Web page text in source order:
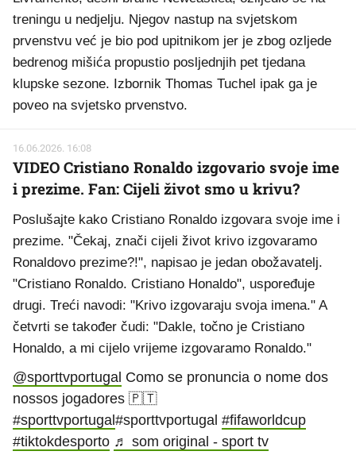
treningu u nedjelju. Njegov nastup na svjetskom
prvenstvu već je bio pod upitnikom jer je zbog ozljede
bedrenog mišića propustio posljednjih pet tjedana
klupske sezone. Izbornik Thomas Tuchel ipak ga je
poveo na svjetsko prvenstvo.
16.06.2026. 16:08
VIDEO Cristiano Ronaldo izgovario svoje ime
i prezime. Fan: Cijeli život smo u krivu?
Poslušajte kako Cristiano Ronaldo izgovara svoje ime i
prezime. "Čekaj, znači cijeli život krivo izgovaramo
Ronaldovo prezime?!", napisao je jedan obožavatelj.
"Cristiano Ronaldo. Cristiano Honaldo", uspoređuje
drugi. Treći navodi: "Krivo izgovaraju svoja imena." A
četvrti se također čudi: "Dakle, točno je Cristiano
Honaldo, a mi cijelo vrijeme izgovaramo Ronaldo."
@sporttvportugal Como se pronuncia o nome dos
nossos jogadores 🇵🇹
#sporttvportugal#sporttvportugal #fifaworldcup
#tiktokdesporto ♬ som original - sport tv